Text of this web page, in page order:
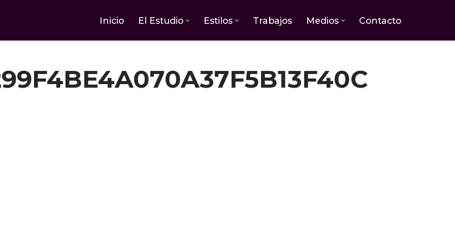
Inicio El Estudio Estilos Trabajos Medios Contacto